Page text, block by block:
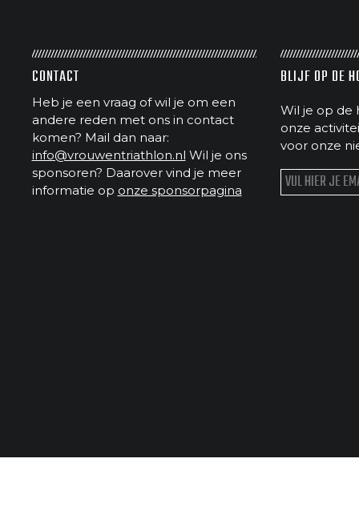
CONTACT
Heb je een vraag of wil je om een
andere reden met ons in contact
komen? Mail dan naar:
info@vrouwentriathlon.nl Wil je ons
sponsoren? Daarover vind je meer
informatie op onze sponsorpagina
BLIJF OP DE
Wil je op de
onze
voor onze